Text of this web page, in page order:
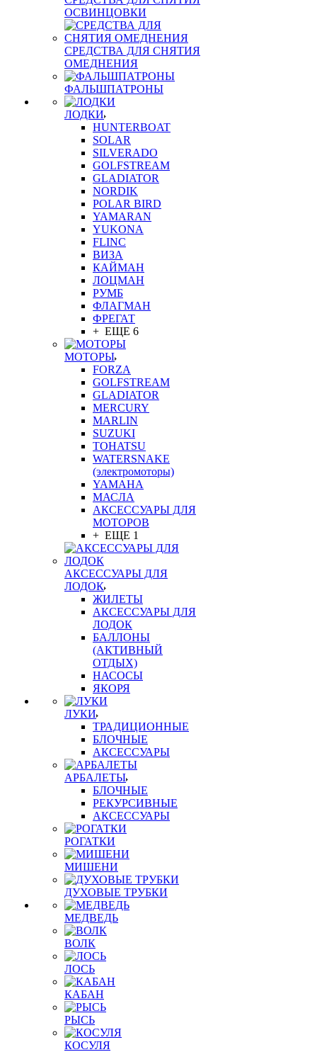
ОСВИНЦОВКИ
СРЕДСТВА ДЛЯ СНЯТИЯ
ОМЕДНЕНИЯ
ФАЛЬШПАТРОНЫ
ЛОДКИ
HUNTERBOAT
SOLAR
SILVERADO
GOLFSTREAM
GLADIATOR
NORDIK
POLAR BIRD
YAMARAN
YUKONA
FLINC
ВИЗА
КАЙМАН
ЛОЦМАН
РУМБ
ФЛАГМАН
ФРЕГАТ
+ ЕЩЕ 6
МОТОРЫ
FORZA
GOLFSTREAM
GLADIATOR
MERCURY
MARLIN
SUZUKI
TOHATSU
WATERSNAKE
(электромоторы)
YAMAHA
МАСЛА
АКСЕССУАРЫ ДЛЯ
МОТОРОВ
+ ЕЩЕ 1
АКСЕССУАРЫ ДЛЯ
ЛОДОК
ЖИЛЕТЫ
АКСЕССУАРЫ ДЛЯ
ЛОДОК
БАЛЛОНЫ
(АКТИВНЫЙ
ОТДЫХ)
НАСОСЫ
ЯКОРЯ
ЛУКИ
ТРАДИЦИОННЫЕ
БЛОЧНЫЕ
АКСЕССУАРЫ
АРБАЛЕТЫ
БЛОЧНЫЕ
РЕКУРСИВНЫЕ
АКСЕССУАРЫ
РОГАТКИ
МИШЕНИ
ДУХОВЫЕ ТРУБКИ
МЕДВЕДЬ
ВОЛК
ЛОСЬ
КАБАН
РЫСЬ
КОСУЛЯ